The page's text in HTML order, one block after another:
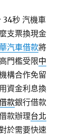
34秒 汽機車
支票換現金
汽車借款將
門檻受限中
構合作免留
資金利息換
款銀行借款
款辦理台北
於需要快速